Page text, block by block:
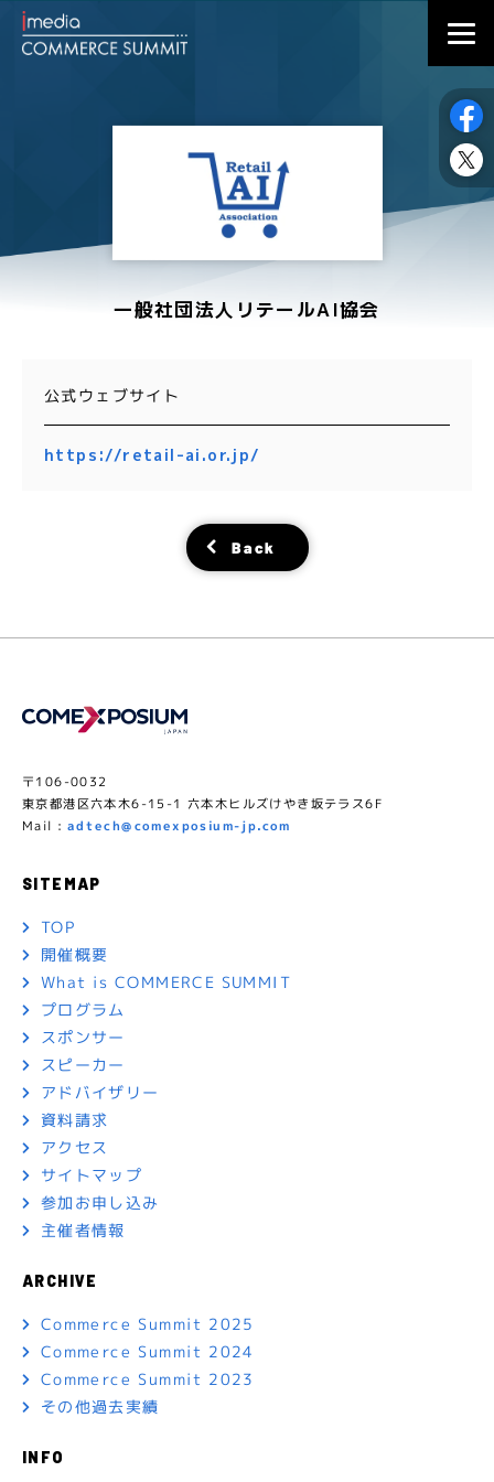
一般社団法人リテールAI協会
公式ウェブサイト
https://retail-ai.or.jp/
Back
〒106-0032
東京都港区六本木6-15-1 六本木ヒルズけやき坂テラス6F
Mail : adtech@comexposium-jp.com
SITEMAP
TOP
開催概要
What is COMMERCE SUMMIT
プログラム
スポンサー
スピーカー
アドバイザリー
資料請求
アクセス
サイトマップ
参加お申し込み
主催者情報
ARCHIVE
Commerce Summit 2025
Commerce Summit 2024
Commerce Summit 2023
その他過去実績
INFO